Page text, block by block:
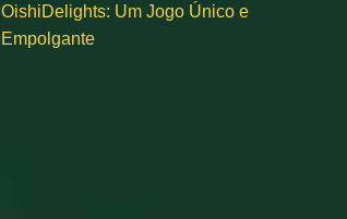
OishiDelights: Um Jogo Único e
Empolgante